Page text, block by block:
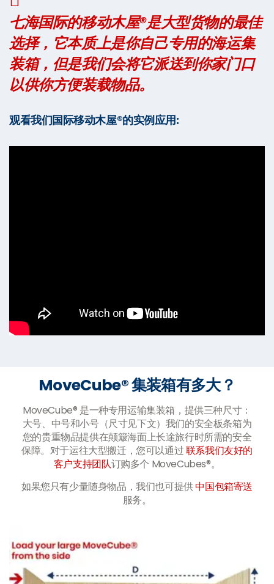
七海国际的移动木屋®是大型货物的最佳
选择，它本质上是你自己专用的海运集
装箱，但是我们会将它派送到你家门口
以供你方便装载物品。
观看我们国际移动木屋®的实例应用:
MoveCube® 集装箱有多大？
MoveCube® 是一种专用运输集装箱，提供三种尺寸：
大号、中号和小号（尺寸见下文）我们的安全板条箱为
您的贵重物品提供在颠簸海面上长途旅行时所需的安全
保障。对于运往大型搬迁，您可以通过联系我们友好的
客户支持团队订购多个 MoveCubes®。
如果您只有少量随身物品，我们也可提供中国包箱寄送
服务。